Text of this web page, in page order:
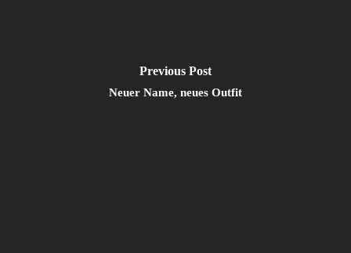
Previous Post
Neuer Name, neues Outfit